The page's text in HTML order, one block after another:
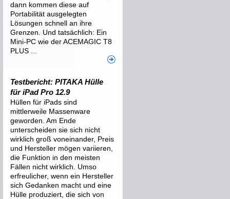
dann kommen diese auf
Portabilität ausgelegten
Lösungen schnell an ihre
Grenzen. Und tatsächlich: Ein
Mini-PC wie der ACEMAGIC T8
PLUS ...
Testbericht: PITAKA Hülle
für iPad Pro 12.9
Hüllen für iPads sind
mittlerweile Massenware
geworden. Am Ende
unterscheiden sie sich nicht
wirklich groß voneinander, Preis
und Hersteller mögen variieren,
die Funktion in den meisten
Fällen nicht wirklich. Umso
erfreulicher, wenn ein Hersteller
sich Gedanken macht und eine
Hülle produziert, die sich von